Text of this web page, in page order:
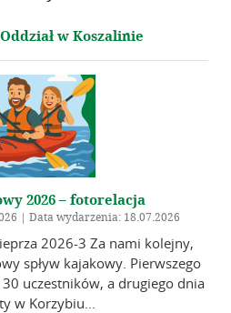
Linki
geodezyjne
naukowe
międzynarodowe
techniczne
Kontakt
w Koszalinie
2026 – fotorelacja
| Data wydarzenia: 18.07.2026
2026-3 Za nami kolejny,
spływ kajakowy. Pierwszego
uczestników, a drugiego dnia
w Korzybiu...